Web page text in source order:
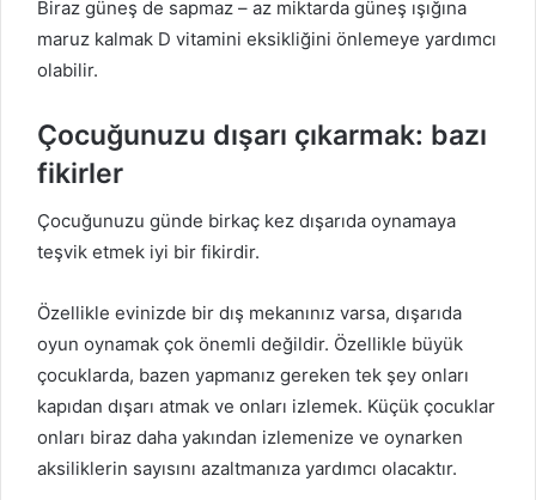
Biraz güneş de sapmaz – az miktarda güneş ışığına
maruz kalmak D vitamini eksikliğini önlemeye yardımcı
olabilir.
Çocuğunuzu dışarı çıkarmak: bazı
fikirler
Çocuğunuzu günde birkaç kez dışarıda oynamaya
teşvik etmek iyi bir fikirdir.
Özellikle evinizde bir dış mekanınız varsa, dışarıda
oyun oynamak çok önemli değildir. Özellikle büyük
çocuklarda, bazen yapmanız gereken tek şey onları
kapıdan dışarı atmak ve onları izlemek. Küçük çocuklar
onları biraz daha yakından izlemenize ve oynarken
aksiliklerin sayısını azaltmanıza yardımcı olacaktır.